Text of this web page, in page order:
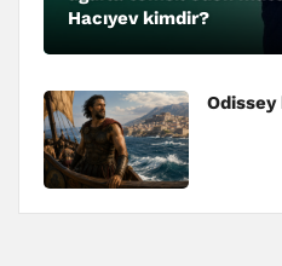
Hacıyev kimdir?